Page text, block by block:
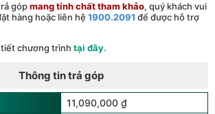
gópmang tính chất tham khảo, quý khách vui
hàng hoặc liên hệ 1900.2091 để được hỗ trợ
chương trình tại đây.
Thông tin trả góp
11,090,000 ₫